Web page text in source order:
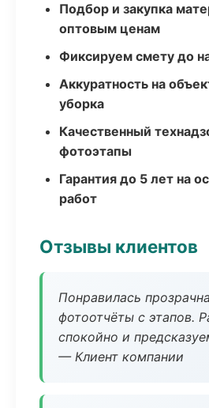
Подбор и закупка
оптовым ценам
Фиксируем смету до
Аккуратность на
уборка
Качественный
фотоэтапы
Гарантия до 5 лет на
работ
Отзывы клиентов
Понравилась
фотоотчёты с этапов.
спокойно и
— Клиент компании